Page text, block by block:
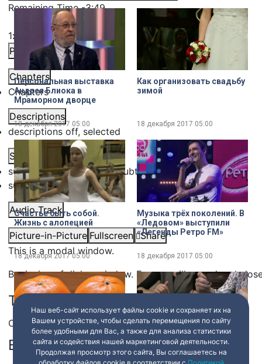
Remaining Time-3:49
1x
Playback Rate
Chapters
Chapters
Descriptions
descriptions off, selected
Subtitles
subtitles settings, opens subtitles settings dialog
subtitles off, selected
Audio Track
Picture-in-Picture Fullscreen
Share
This is a modal window.
Beginning of dialog window. Escape will cancel and
Text
Color Transparency
Background
Персональная выставка
Андрея Блиока в
Мраморном дворце
18 декабря 2017 05:00
Как организовать свадьбу
зимой
18 декабря 2017 05:00
Счастье быть собой.
Жизнь с алопецией
18 декабря 201705:00
Музыка трёх поколений. В
«Ледовом» выступили
«Легенды Ретро FM»
18 декабря 2017 05:00
Как не ошибиться с
новогодними покупками
Необычные кольца для
новобрачных
Наш веб-сайт использует файлы cookie и сохраняет их на
Вашем устройстве, чтобы сделать перемещения по сайту
более удобными для Вас, а также для анализа статистики
сайта и содействия нашей маркетинговой деятельности.
Продолжая просмотр этого сайта, Вы соглашаетесь на